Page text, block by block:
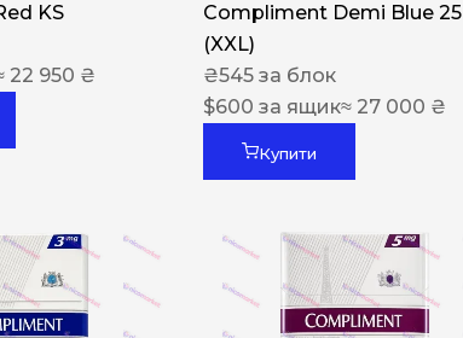
KS
22 950 ₴
Compliment Demi Blue 25
(XXL)
₴545 за блок
$600 за ящик≈ 27 000 ₴
Купити